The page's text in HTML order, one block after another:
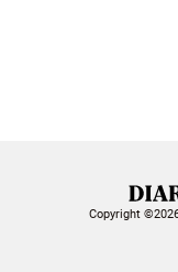
Copyright